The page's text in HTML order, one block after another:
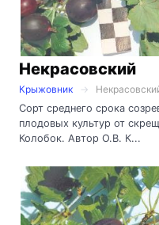
Некрасовский
Крыжовник
Сорт среднего срока
плодовых культур от
Колобок. Автор О.В. К...